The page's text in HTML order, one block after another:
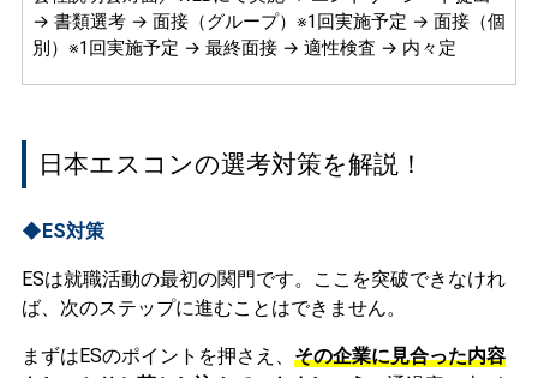
→ 書類選考 → 面接（グループ）※1回実施予定 → 面接（個
別）※1回実施予定 → 最終面接 → 適性検査 → 内々定
日本エスコンの選考対策を解説！
◆ES対策
ESは就職活動の最初の関門です。ここを突破できなけれ
ば、次のステップに進むことはできません。
まずはESのポイントを押さえ、 その企業に見合った内容